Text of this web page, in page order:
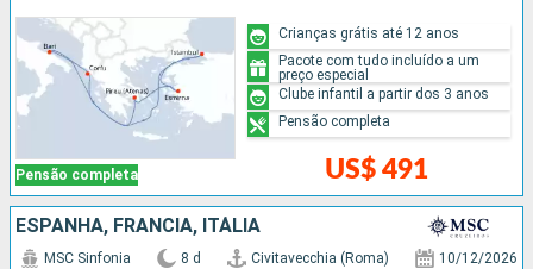
Pensão completa US$ 491
Crianças grátis até 12 anos
Pacote com tudo incluído a um
preço especial
Clube infantil a partir dos 3 anos
Pensão completa
ESPANHA, FRANCIA, ITÁLIA
MSC Sinfonia 8 d Civitavecchia (Roma) 10/12/2026